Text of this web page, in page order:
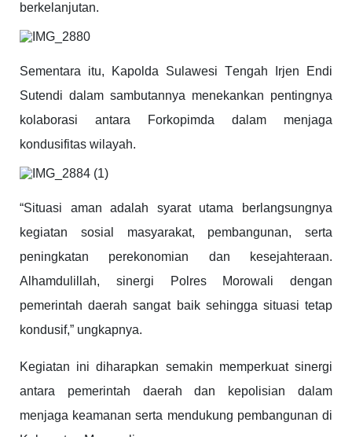
berkelanjutan.
Sementara itu, Kapolda Sulawesi Tengah Irjen Endi
Sutendi dalam sambutannya menekankan pentingnya
kolaborasi antara Forkopimda dalam menjaga
kondusifitas wilayah.
“Situasi aman adalah syarat utama berlangsungnya
kegiatan sosial masyarakat, pembangunan, serta
peningkatan perekonomian dan kesejahteraan.
Alhamdulillah, sinergi Polres Morowali dengan
pemerintah daerah sangat baik sehingga situasi tetap
kondusif,” ungkapnya.
Kegiatan ini diharapkan semakin memperkuat sinergi
antara pemerintah daerah dan kepolisian dalam
menjaga keamanan serta mendukung pembangunan di